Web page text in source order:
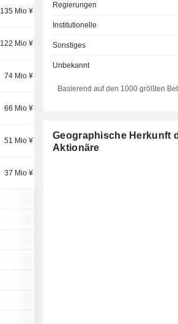
135 Mio ¥
122 Mio ¥
74 Mio ¥
66 Mio ¥
51 Mio ¥
37 Mio ¥
Regierungen
Institutionelle
Sonstiges
Unbekannt
Basierend auf den 1000 größten
Geographische Herkunft
Aktionäre